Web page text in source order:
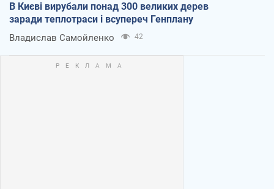
В Києві вирубали понад 300 великих дерев
заради теплотраси і всупереч Генплану
Владислав Самойленко 42